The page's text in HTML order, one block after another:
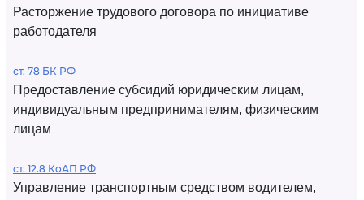
Расторжение трудового договора по инициативе
работодателя
ст. 78 БК РФ
Предоставление субсидий юридическим лицам,
индивидуальным предпринимателям, физическим
лицам
ст. 12.8 КоАП РФ
Управление транспортным средством водителем,